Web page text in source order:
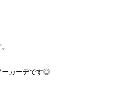
ーカーデです◎